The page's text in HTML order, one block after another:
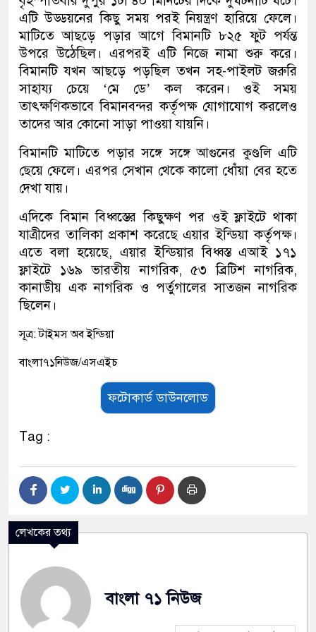
এটি উড্ডয়নের কিছু সময় পরই নিয়ন্ত্রণ হারিয়ে ফেলে।
মাটিতে আছড়ে পড়ার আগে বিমানটি ৮২৫ ফুট পর্যন্ত
উপরে উঠেছিল। এরপরই এটি নিজে নামা শুরু করে।
বিমানটি যখন আছড়ে পড়ছিল তখন সহ-পাইলট জরুরি
সাহায্য চেয়ে ‘মে ডে’ কল করেন। ওই সময়
তাৎক্ষণিকভাবে বিমানবন্দর কর্তৃপক্ষ যোগাযোগ করলেও
তাদের আর কোনো সাড়া পাওয়া যায়নি।
বিমানটি মাটিতে পড়ার সঙ্গে সঙ্গে আগুনের কুণ্ডলি এটি
ছেয়ে ফেলে। এরপর সেখান থেকে কালো ধোঁয়া বের হতে
দেখা যায়।
এদিকে বিমান বিধ্বস্তের কিছুক্ষণ পর ওই ফ্লাইটে থাকা
যাত্রীদের তালিকা প্রকাশ করেছে এয়ার ইন্ডিয়া কর্তৃপক্ষ।
এতে বলা হয়েছে, এয়ার ইন্ডিয়ার বিধ্বস্ত এআই ১৭১
ফ্লাইটে ১৬৯ ভারতীয় নাগরিক, ৫৩ ব্রিটিশ নাগরিক,
কানাডীয় এক নাগরিক ও পর্তুগালের সাতজন নাগরিক
ছিলেন।
সূত্র: টাইমস অব ইন্ডিয়া
বাংলা৭১নিউজ/এসএইচ
ফটোকার্ড ডাউনলোড
Tag :
লেখকের তথ্য
বাংলা ৭১ নিউজ